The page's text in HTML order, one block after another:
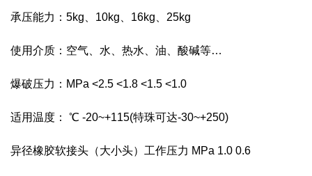
承压能力：5kg、10kg、16kg、25kg
使用介质：空气、水、热水、油、酸碱等…
爆破压力：MPa <2.5 <1.8 <1.5 <1.0
适用温度： ℃ -20~+115(特珠可达-30~+250)
异径橡胶软接头（大小头）工作压力 MPa 1.0 0.6